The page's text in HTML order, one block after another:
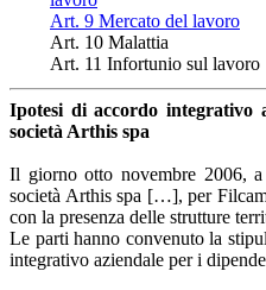
Art. 9 Mercato del lavoro
Art. 10 Malattia
Art. 11 Infortunio sul lavoro
Ipotesi di accordo integrativo
società Arthis spa
Il giorno otto novembre 2006,
società Arthis spa […], per
con la presenza delle strutture
Le parti hanno convenuto la
integrativo aziendale per i